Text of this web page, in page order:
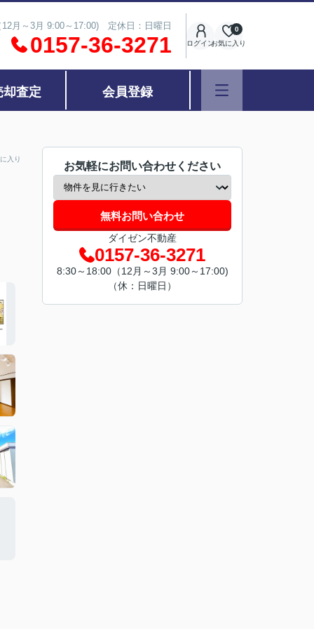
月～3月 9:00～17:00) 定休日：日曜日
0157-36-3271 ログインお気に入り
0
却査定 会員登録
入り
お気軽にお問い合わせください
無料お問い合わせ
ダイゼン不動産
0157-36-3271
8:30～18:00（12月～3月 9:00～17:00)
（休：日曜日）